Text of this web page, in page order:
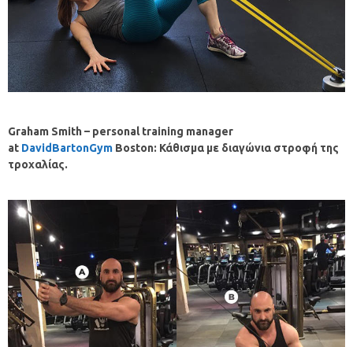
Graham Smith – personal training manager
at DavidBartonGym Boston: Κάθισμα με διαγώνια στροφή της
τροχαλίας.